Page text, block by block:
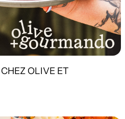
OLIVE ET